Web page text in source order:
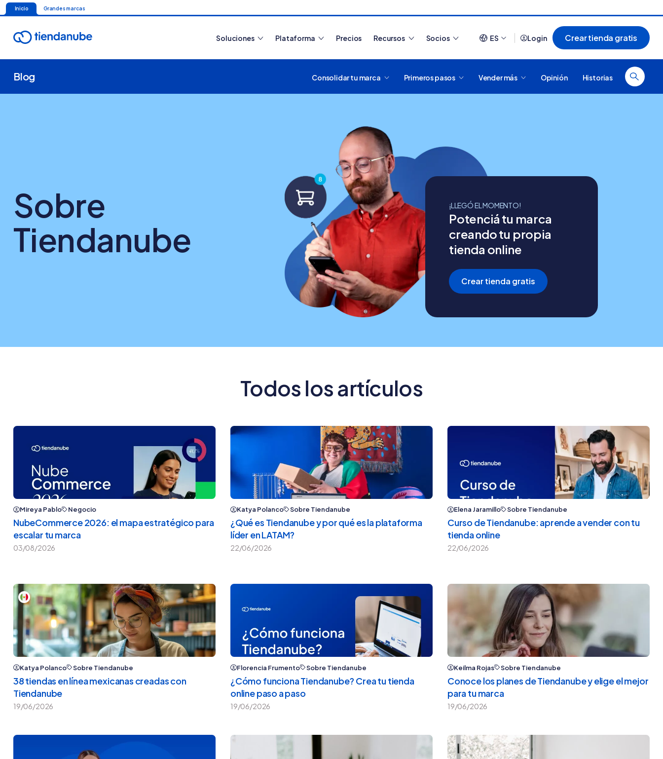
Inicio Grandes marcas
Soluciones Plataforma Precios Recursos
¿Cómo funciona Tiendanube? Aprende a
crear y usar una tienda online
Nube para vender más
Socios ES Login Crear tienda gratis
Blog Consolidar tu marca Primeros pasos Vender más Opinión Historias
Sobre
Tiendanube
¡LLEGÓ EL MOMENTO!
Potenciá tu marca
creando tu propia
tienda online
Crear tienda gratis
Todos los artículos
Mireya Pablo Negocio
NubeCommerce 2026: el mapa estratégico para
escalar tu marca
03/08/2026
Katya Polanco Sobre Tiendanube
¿Qué es Tiendanube y por qué es la plataforma
líder en LATAM?
22/06/2026
Elena Jaramillo Sobre Tiendanube
Curso de Tiendanube: aprende a vender con tu
tienda online
22/06/2026
Katya Polanco Sobre Tiendanube
38 tiendas en línea mexicanas creadas con
Tiendanube
19/06/2026
Florencia Frumento Sobre Tiendanube
¿Cómo funciona Tiendanube? Crea tu tienda
online paso a paso
19/06/2026
Keilma Rojas Sobre Tiendanube
Conoce los planes de Tiendanube y elige el mejor
para tu marca
19/06/2026